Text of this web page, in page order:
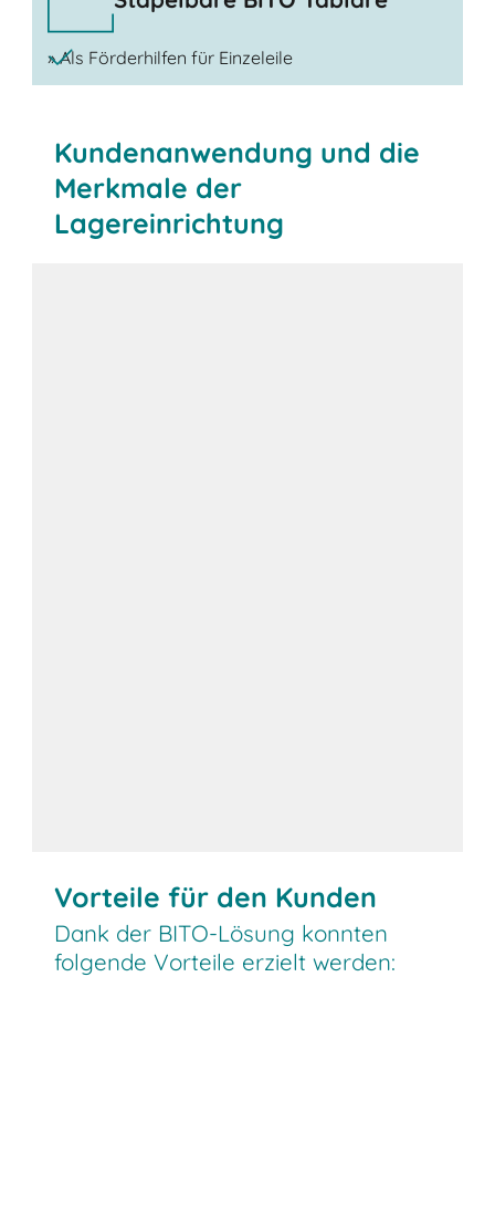
» Als Förderhilfen für Einzeleile
Kundenanwendung und die
Merkmale der
Lagereinrichtung
Vorteile für den Kunden
Dank der BITO-Lösung konnten
folgende Vorteile erzielt werden: